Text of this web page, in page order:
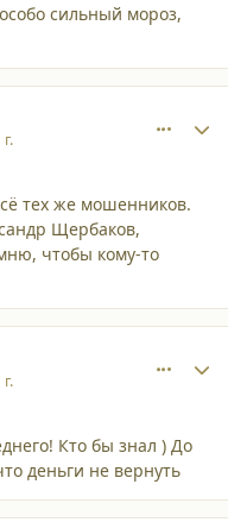
сильный мороз,
тех же мошенников.
Щербаков,
чтобы кому-то
Кто бы знал ) До
деньги не вернуть